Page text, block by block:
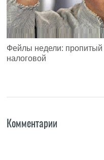
Фейлы недели: пропитый
налоговой
Комментарии